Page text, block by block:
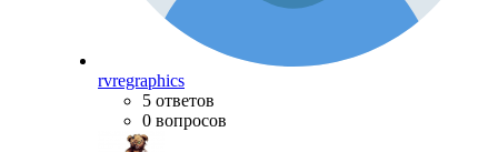
rvregraphics
5 ответов
0 вопросов